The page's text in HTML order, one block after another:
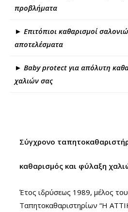
προβλήματα
► Επιτόπιοι καθαρισμοί
αποτελέσματα
► Baby protect για απόλυτη
χαλιών σας
Σύγχρονο
καθαρισμός και φύλαξη
Έτος ιδρύσεως 1989, μέλος
Ταπητοκαθαριστηρίων “Η